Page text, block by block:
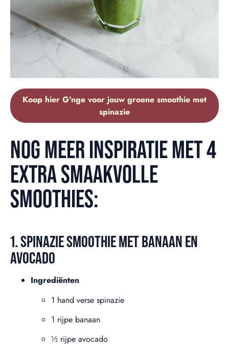
Koop hier G'nge voor jouw groene smoothie met
spinazie
NOG MEER INSPIRATIE MET 4
EXTRA SMAAKVOLLE
SMOOTHIES:
1. SPINAZIE SMOOTHIE MET BANAAN EN
AVOCADO
Ingrediënten
1 hand verse spinazie
1 rijpe banaan
½ rijpe avocado